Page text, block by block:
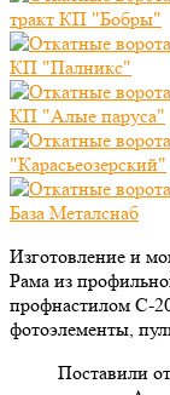
Изготовление и
Рама из
профнастилом С-
фотоэлементы,
Поставили